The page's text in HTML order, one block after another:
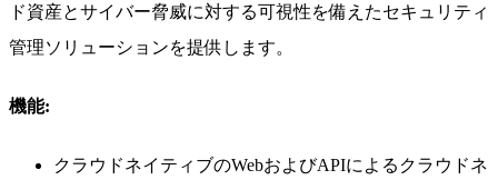
ド資産とサイバー脅威に対する可視性を備えたセキュリティ
管理ソリューションを提供します。
機能:
クラウドネイティブのWebおよびAPIによるクラウドネ